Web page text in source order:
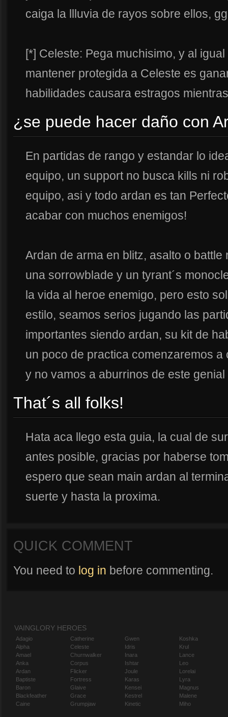
caiga la llluvia de rayos sobre ellos,
[*] Celeste: Pega muchisimo, y al
mantener protegida a Celeste es
habilidades causara estragos
¿se puede hacer daño con
En partidas de rango y estandar lo
equipo, un support no busca kills ni
equipo, asi y todo ardan es tan
acabar con muchos enemigos!
Ardan de arma en blitz, asalto o
una sorrowblade y un tyrant´s
la vida al heroe enemigo, pero esto
estilo, seamos serios jugando las
importantes siendo ardan, su kit de
un poco de practica comenzaremos
y no vamos a aburrinos de este
That´s all folks!
Hata aca llego esta guia, la cual de
antes posible, gracias por haberse
espero que sean main ardan al
suerte y hasta la proxima.
QUICK COMMENT
You need to log in before commenting.
VAINGLORY HEROES
Adagio
Alpha
Amael
Anka
Ardan
Baptiste
Baron
Blackfeather
Caine
Catherine
Celeste
Churnwalker
Corpus
Flicker
Fortress
Glaive
Grace
Grumpjaw
Gwen
Idris
Inara
Ishtar
Joule
Karas
Kensei
Kestrel
Kinetic
Koshka
Krul
Lance
Leo
Lorelai
Lyra
Magnus
Malene
Miho